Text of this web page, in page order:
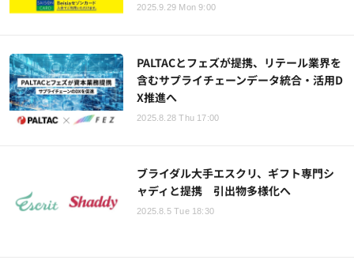
2025.9.29 Mon 9:00
PALTACとフェズが提携、リテール業界を
含むサプライチェーンデータ統合・活用D
X推進へ
2025.8.28 Thu 17:00
ブライダル大手エスクリ、ギフト専門シ
ャディと提携 引出物多様化へ
2025.8.5 Tue 18:30